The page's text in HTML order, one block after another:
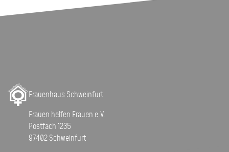
Frauenhaus Schweinfurt
Frauen helfen Frauen e.V.
Postfach 1235
97402 Schweinfurt